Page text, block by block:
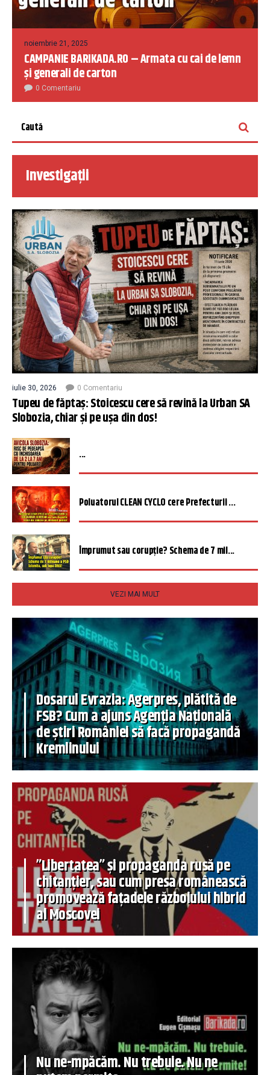
noiembrie 21, 2025
CAMPANIE BARIKADA.RO – Armata cu cai de lemn
și generali de carton
0 Comentariu
Investigații
iulie 30, 2026 0 Comentariu
Tupeu de făptaș: Stoicescu cere să revină la Urban SA
Slobozia, chiar și pe ușa din dos!
...
Poluatorul CLEAN CYCLO cere Prefecturii ...
Împrumut sau corupție? Schema de 7 mil...
VEZI MAI MULT
Dosarul Evrazia: Agerpres, plătită de
FSB? Cum a ajuns Agenția Națională
de știri României să facă propagandă
Kremlinului
”Libertatea” și propaganda rusă pe
chitanțier, sau cum presa românească
promovează fațadele războiului hibrid
al Moscovei
Nu ne-mpăcăm. Nu trebuie. Nu ne